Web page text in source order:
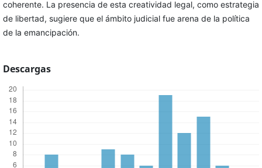
coherente. La presencia de esta creatividad legal, como estrategia
de libertad, sugiere que el ámbito judicial fue arena de la política
de la emancipación.
Descargas